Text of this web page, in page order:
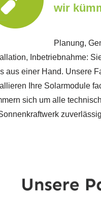
wir
Planung,
Inbetriebnahme:
aus einer Hand. Unsere
Ihre Solarmodule
sich um alle